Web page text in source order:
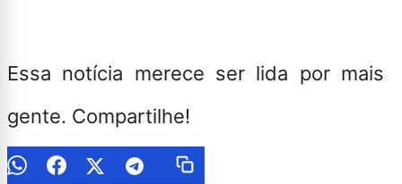
Essa notícia merece ser lida por mais
gente. Compartilhe!